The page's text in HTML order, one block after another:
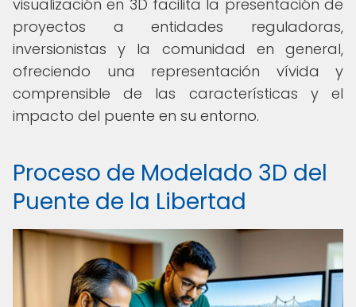
visualización en 3D facilita la presentación de
proyectos a entidades reguladoras,
inversionistas y la comunidad en general,
ofreciendo una representación vívida y
comprensible de las características y el
impacto del puente en su entorno.
Proceso de Modelado 3D del
Puente de la Libertad